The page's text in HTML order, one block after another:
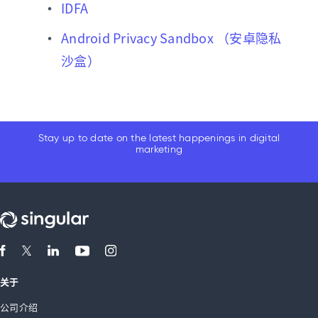
IDFA
Android Privacy Sandbox （安卓隐私
沙盒）
Stay up to date on the latest happenings in digital
marketing
关于
公司介绍